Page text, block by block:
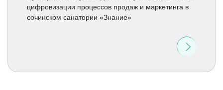
цифровизации процессов продаж и маркетинга в
сочинском санатории «Знание»